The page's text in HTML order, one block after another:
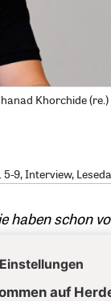
Khorchide
9, Interview,
haben schon
inneren
die seitdem